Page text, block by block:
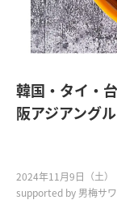
韓国・タイ・
阪アジアング
2024年11月9日（土
supported by 男梅サ